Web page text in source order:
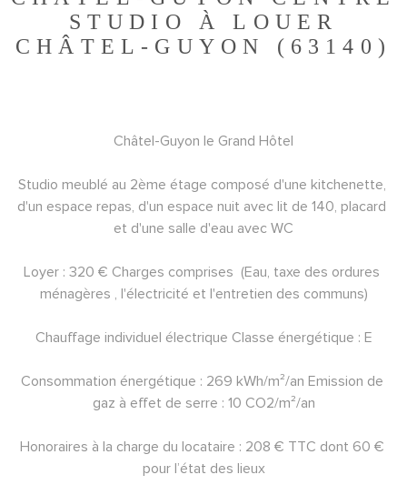
STUDIO À LOUER
CHÂTEL-GUYON (63140)
Châtel-Guyon le Grand Hôtel
Studio meublé au 2ème étage composé d'une kitchenette,
d'un espace repas, d'un espace nuit avec lit de 140, placard
et d'une salle d'eau avec WC
Loyer : 320 € Charges comprises  (Eau, taxe des ordures
ménagères , l'électricité et l'entretien des communs)
Chauffage individuel électrique Classe énergétique : E
Consommation énergétique : 269 kWh/m²/an Emission de
gaz à effet de serre : 10 CO2/m²/an
Honoraires à la charge du locataire : 208 € TTC dont 60 €
pour l’état des lieux